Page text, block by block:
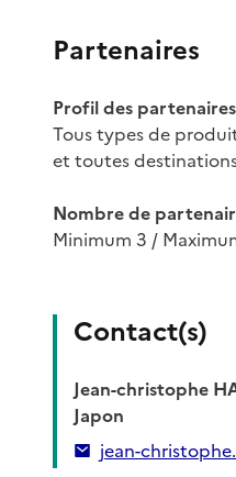
Partenaires
Profil des
Tous types de
et toutes
Nombre de
Minimum 3 /
Contact(s)
Jean-christophe
Japon
jean-